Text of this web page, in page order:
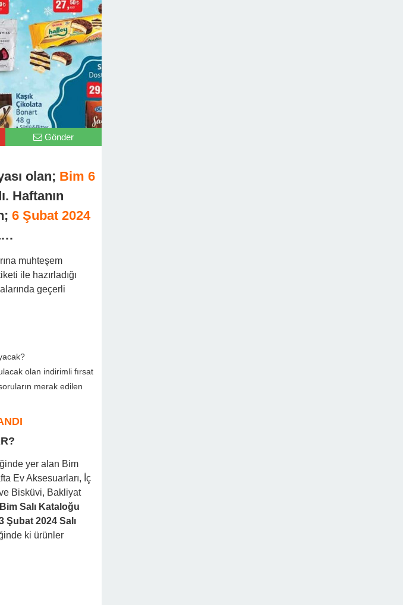
Gönder
olan; Bim 6
Haftanın
6 Şubat 2024
muhteşem
ile hazırladığı
geçerli
olan indirimli fırsat
merak edilen
yer alan Bim
Ev Aksesuarları, İç
Bisküvi, Bakliyat
Bim Salı Kataloğu
Şubat 2024 Salı
ki ürünler